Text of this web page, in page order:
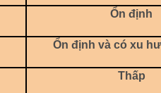
Ổn định
Ổn định và có xu
Thấp